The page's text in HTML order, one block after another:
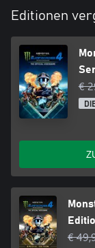
Editionen
€
€